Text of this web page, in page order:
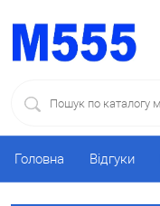
Головна Відгуки